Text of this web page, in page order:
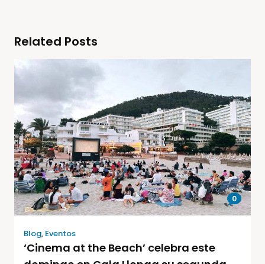
Related Posts
0
Blog, Eventos
‘Cinema at the Beach’ celebra este